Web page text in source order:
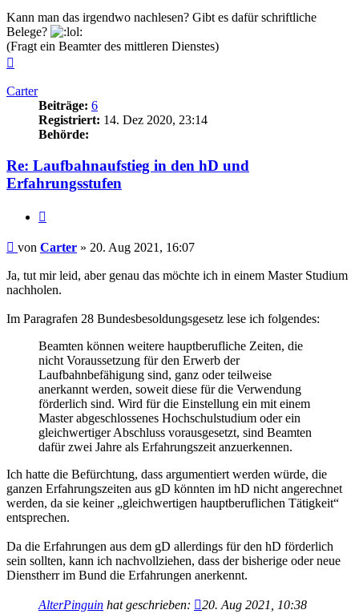
Kann man das irgendwo nachlesen? Gibt es dafür schriftliche
Belege?
(Fragt ein Beamter des mittleren Dienstes)
Carter
Beiträge: 6
Registriert: 14. Dez 2020, 23:14
Behörde:
Re: Laufbahnaufstieg in den hD und
Erfahrungsstufen
Beitrag
von Carter » 20. Aug 2021, 16:07
Ja, tut mir leid, aber genau das möchte ich in einem Master Studium
nachholen.
Im Paragrafen 28 Bundesbesoldungsgesetz lese ich folgendes:
Beamten können weitere hauptberufliche Zeiten, die
nicht Voraussetzung für den Erwerb der
Laufbahnbefähigung sind, ganz oder teilweise
anerkannt werden, soweit diese für die Verwendung
förderlich sind. Wird für die Einstellung ein mit einem
Master abgeschlossenes Hochschulstudium oder ein
gleichwertiger Abschluss vorausgesetzt, sind Beamten
dafür zwei Jahre als Erfahrungszeit anzuerkennen.
Ich hatte die Befürchtung, dass argumentiert werden würde, die
ganzen Erfahrungszeiten aus gD könnten im hD nicht angerechnet
werden, da sie keiner „gleichwertigen hauptberuflichen Tätigkeit“
entsprechen.
Da die Erfahrungen aus dem gD allerdings für den hD förderlich
sein sollten, kann ich nachvollziehen, dass der bisherige oder neue
Dienstherr im Bund die Erfahrungen anerkennt.
AlterPinguin hat geschrieben: 20. Aug 2021, 10:38